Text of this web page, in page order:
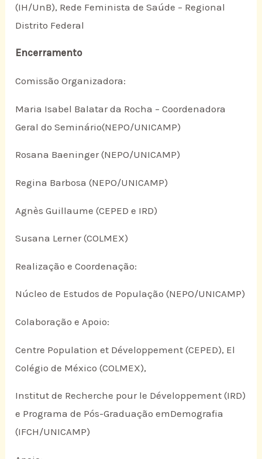
(IH/UnB), Rede Feminista de Saúde – Regional
Distrito Federal
Encerramento
Comissão Organizadora:
Maria Isabel Balatar da Rocha – Coordenadora
Geral do Seminário(NEPO/UNICAMP)
Rosana Baeninger (NEPO/UNICAMP)
Regina Barbosa (NEPO/UNICAMP)
Agnès Guillaume (CEPED e IRD)
Susana Lerner (COLMEX)
Realização e Coordenação:
Núcleo de Estudos de População (NEPO/UNICAMP)
Colaboração e Apoio:
Centre Population et Développement (CEPED), El
Colégio de México (COLMEX),
Institut de Recherche pour le Développement (IRD)
e Programa de Pós-Graduação emDemografia
(IFCH/UNICAMP)